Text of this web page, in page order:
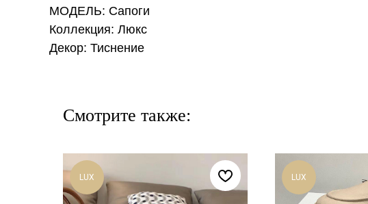
МОДЕЛЬ: Сапоги
Коллекция: Люкс
Декор: Тиснение
Смотрите также:
LUX LUX